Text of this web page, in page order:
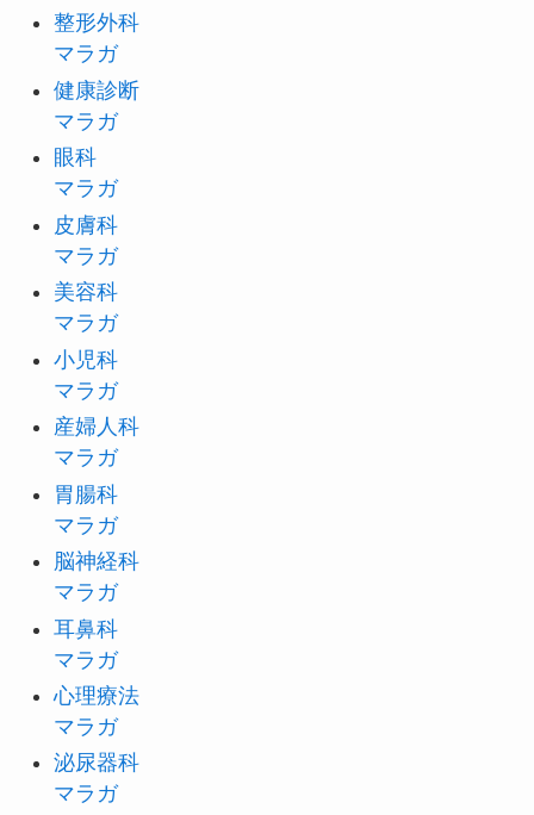
整形外科
マラガ
健康診断
マラガ
眼科
マラガ
皮膚科
マラガ
美容科
マラガ
小児科
マラガ
産婦人科
マラガ
胃腸科
マラガ
脳神経科
マラガ
耳鼻科
マラガ
心理療法
マラガ
泌尿器科
マラガ